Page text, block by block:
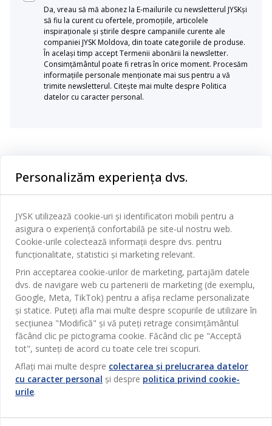
Da, vreau să mă abonez la E-mailurile cu newsletterul JYSKși
să fiu la curent cu ofertele, promoțiile, articolele
inspiraționale și știrile despre campaniile curente ale
companiei JYSK Moldova, din toate categoriile de produse.
În același timp accept Termenii abonării la newsletter.
Consimțământul poate fi retras în orice moment. Procesăm
informațiile personale menționate mai sus pentru a vă
trimite newsletterul. Citește mai multe despre Politica
datelor cu caracter personal.
Birou
Sufragerie
Bucătărie
Depozitare
Perdele
Grădină
Pentru casă
Outlet
Contact Relații Clienți
Magazine și program
Broșură
Termeni si conditii vânzări online
Garantia prețului
Garanția Produselor
Politica de confidentialitate
Card cadou
JYSK
Despre JYSK
JYSK.com
Presă
Locuri de muncă
Newsletter
Inspirație
SEDIU CENTRAL
TAROL-DD S.R.L. str. Jubiliara, 41A mun. Chișinău, Republica
Moldova
JYSK BUSINESS TO BUSINESS
Vânzări și relații clienți persoane juridice
Telefon: 060 531 531
E-mail: jysk@jysk.md
JYSK RELAȚII CLIENȚI
Contact Relații Clienți
Telefon: 022 022 030
E-mail: support@jysk.md
Urmărește Jysk
Personalizăm experiența dvs.
JYSK utilizează cookie-uri și identificatori mobili pentru a
asigura o experiență confortabilă pe site-ul nostru web.
Cookie-urile colectează informații despre dvs. pentru
funcționalitate, statistici și marketing relevant.
Prin acceptarea cookie-urilor de marketing, partajăm datele
dvs. de navigare web cu partenerii de marketing (de exemplu,
Google, Meta, TikTok) pentru a afișa reclame personalizate
și statice. Puteți afla mai multe despre scopurile de utilizare în
secțiunea "Modifică" și vă puteți retrage consimțământul
făcând clic pe pictograma cookie. Făcând clic pe "Acceptă
tot", sunteți de acord cu toate cele trei scopuri.
Aflați mai multe despre colectarea și prelucrarea datelor
cu caracter personal și despre politica privind cookie-
urile.